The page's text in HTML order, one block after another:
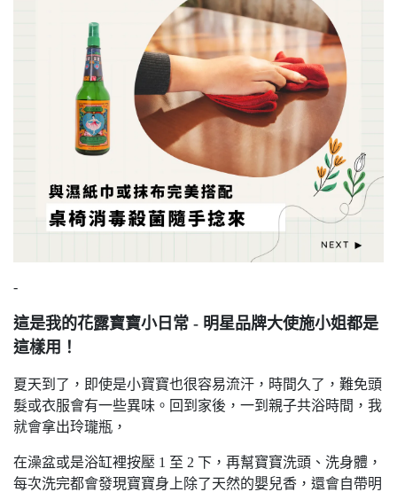
-
這是我的花露寶寶小日常 - 明星品牌大使施小姐都是
這樣用！
夏天到了，即使是小寶寶也很容易流汗，時間久了，難免頭
髮或衣服會有一些異味。回到家後，一到親子共浴時間，我
就會拿出玲瓏瓶，
在澡盆或是浴缸裡按壓 1 至 2 下，再幫寶寶洗頭、洗身體，
每次洗完都會發現寶寶身上除了天然的嬰兒香，還會自帶明